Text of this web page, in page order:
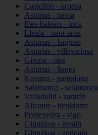
Castellón - orpesa
Asturias - navia
Illes-balears - inca
Lleida - naut-aran
Asturias - langreo
Asturias - villaviciosa
Girona - olot
Asturias - llanes
Navarra - pamplona
Salamanca - salamanca
Valladolid - zaratán
Alicante - benidorm
Pontevedra - vigo
Gipuzkoa - zerain
Gipuzkoa - andoain